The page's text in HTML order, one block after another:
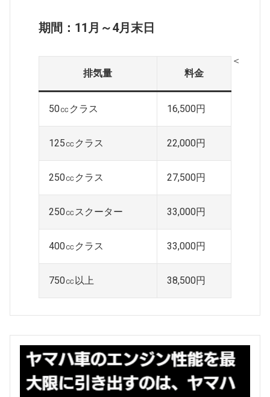
期間：11月～4月末日
排気量 料金
50㏄クラス 16,500円
125㏄クラス 22,000円
250㏄クラス 27,500円
250㏄スクーター 33,000円
400㏄クラス 33,000円
750㏄以上 38,500円
＜税込